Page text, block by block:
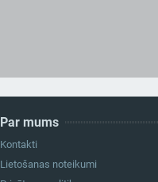
Par mums
Kontakti
Lietošanas noteikumi